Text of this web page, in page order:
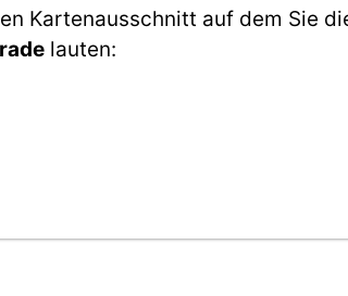
Kartenausschnitt auf dem Sie
lauten: